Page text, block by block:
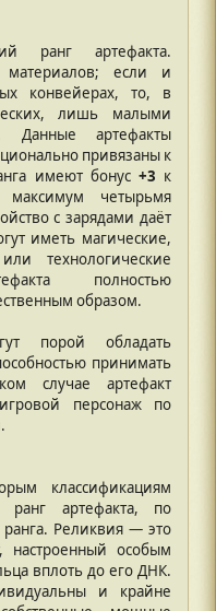
ранг артефакта.
если и
конвейерах, то, в
лишь малыми
Данные артефакты
привязаны к
имеют бонус +3 к
четырьмя
с зарядами даёт
иметь магические,
технологические
полностью
образом.
порой обладать
принимать
случае артефакт
персонаж по
классификациям
ранг артефакта, по
Реликвия — это
настроенный особым
вплоть до его ДНК.
и крайне